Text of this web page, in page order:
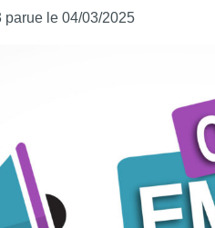
parue le 04/03/2025